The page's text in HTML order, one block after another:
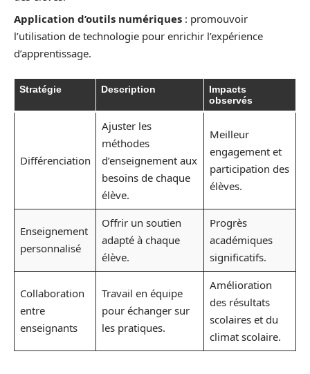
Application d’outils numériques : promouvoir
l’utilisation de technologie pour enrichir l’expérience
d’apprentissage.
Stratégie Description
Impacts
observés
Différenciation
Ajuster les
méthodes
d’enseignement aux
besoins de chaque
élève.
Meilleur
engagement et
participation des
élèves.
Enseignement
personnalisé
Offrir un soutien
adapté à chaque
élève.
Progrès
académiques
significatifs.
Collaboration
entre
enseignants
Travail en équipe
pour échanger sur
les pratiques.
Amélioration
des résultats
scolaires et du
climat scolaire.